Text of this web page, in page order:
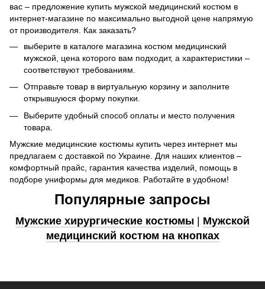
вас – предложение купить мужской медицинский костюм в
интернет-магазине по максимально выгодной цене напрямую
от производителя. Как заказать?
выберите в каталоге магазина костюм медицинский
мужской, цена которого вам подходит, а характеристики –
соответствуют требованиям.
Отправьте товар в виртуальную корзину и заполните
открывшуюся форму покупки.
Выберите удобный способ оплаты и место получения
товара.
Мужские медицинские костюмы купить через интернет мы
предлагаем с доставкой по Украине. Для наших клиентов –
комфортный прайс, гарантия качества изделий, помощь в
подборе униформы для медиков. Работайте в удобном!
Популярные запросы
Мужские хирургические костюмы
Мужской
медицинский костюм на кнопках